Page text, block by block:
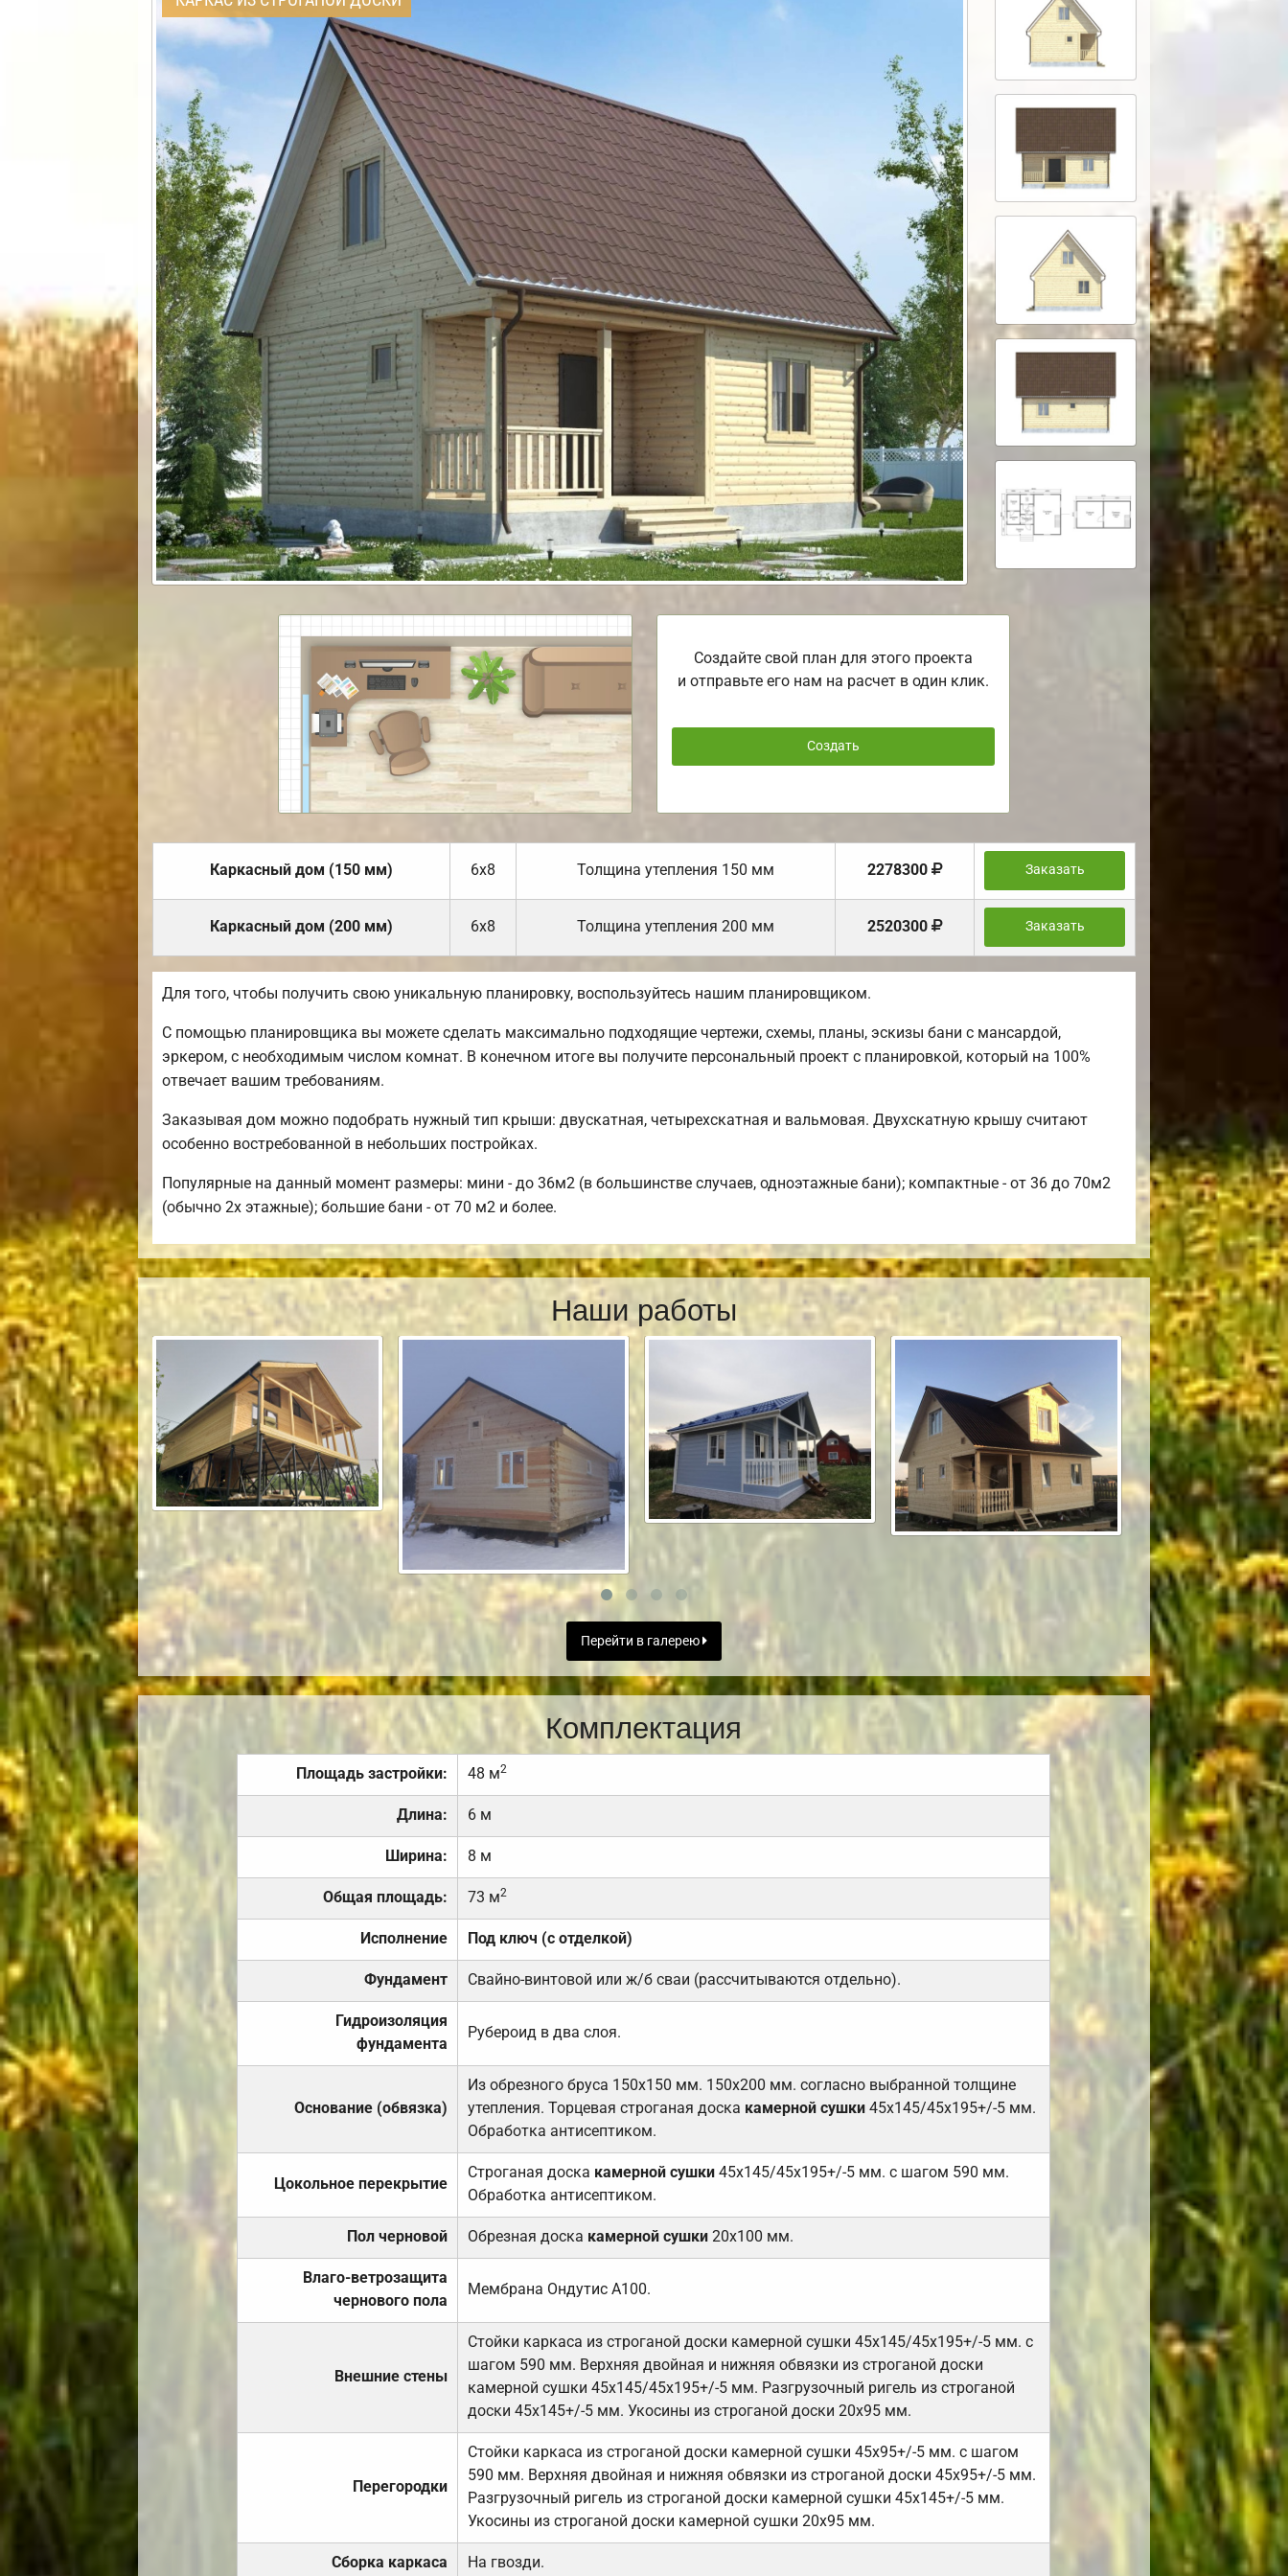
Создайте свой план для этого проекта
и отправьте его нам на расчет в один клик.
Создать
Каркасный дом (150 мм) 6х8 Толщина утепления 150 мм 2278300 Заказать
Каркасный дом (200 мм) 6х8 Толщина утепления 200 мм 2520300 Заказать
Для того, чтобы получить свою уникальную планировку, воспользуйтесь нашим планировщиком.
С помощью планировщика вы можете сделать максимально подходящие чертежи, схемы, планы, эскизы бани с мансардой,
эркером, с необходимым числом комнат. В конечном итоге вы получите персональный проект с планировкой, который на 100%
отвечает вашим требованиям.
Заказывая дом можно подобрать нужный тип крыши: двускатная, четырехскатная и вальмовая. Двухскатную крышу считают
особенно востребованной в небольших постройках.
Популярные на данный момент размеры: мини - до 36м2 (в большинстве случаев, одноэтажные бани); компактные - от 36 до 70м2
(обычно 2х этажные); большие бани - от 70 м2 и более.
Наши работы
Перейти в галерею
Комплектация
Площадь застройки: 48 м2
Длина: 6 м
Ширина: 8 м
Общая площадь: 73 м2
Исполнение Под ключ (с отделкой)
Фундамент Свайно-винтовой или ж/б сваи (рассчитываются отдельно).
Гидроизоляция
фундамента
Рубероид в два слоя.
Основание (обвязка)
Из обрезного бруса 150х150 мм. 150х200 мм. согласно выбранной толщине
утепления. Торцевая строганая доска камерной сушки45х145/45х195+/-5 мм.
Обработка антисептиком.
Цокольное перекрытие
Строганая доска камерной сушки 45х145/45х195+/-5 мм. с шагом 590 мм.
Обработка антисептиком.
Пол черновой Обрезная доска камерной сушки20х100 мм.
Влаго-ветрозащита
чернового пола
Мембрана Ондутис А100.
Внешние стены
Стойки каркаса из строганой доски камерной сушки 45х145/45х195+/-5 мм. с
шагом 590 мм. Верхняя двойная и нижняя обвязки из строганой доски
камерной сушки 45х145/45х195+/-5 мм. Разгрузочный ригель из строганой
доски 45х145+/-5 мм. Укосины из строганой доски 20х95 мм.
Перегородки
Стойки каркаса из строганой доски камерной сушки 45х95+/-5 мм. с шагом
590 мм. Верхняя двойная и нижняя обвязки из строганой доски 45х95+/-5 мм.
Разгрузочный ригель из строганой доски камерной сушки 45х145+/-5 мм.
Укосины из строганой доски камерной сушки 20х95 мм.
Сборка каркаса На гвозди.